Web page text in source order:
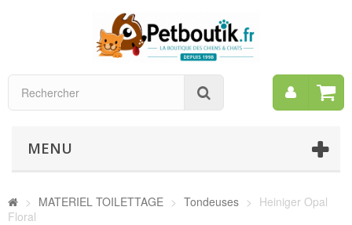
Mon
MENU
> MATERIEL TOILETTAGE > Tondeuses > Heiniger Opal
Floral